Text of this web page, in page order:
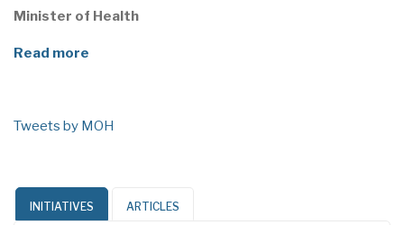
Minister of Health
Read more
Tweets by MOH
INITIATIVES ARTICLES